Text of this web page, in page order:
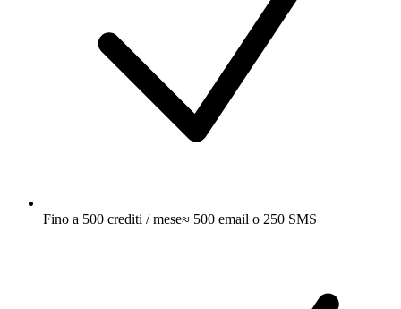
Fino a 500 crediti / mese≈ 500 email o 250 SMS